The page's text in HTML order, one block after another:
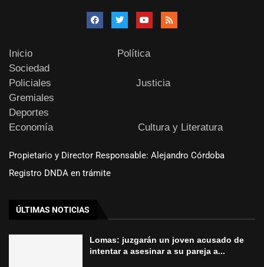
Inicio
Política
Sociedad
Policiales
Justicia
Gremiales
Deportes
Economía
Cultura y Literatura
Propietario y Director Responsable: Alejandro Córdoba
Registro DNDA en trámite
ÚLTIMAS NOTICIAS
Lomas: juzgarán un joven acusado de
intentar a asesinar a su pareja a...